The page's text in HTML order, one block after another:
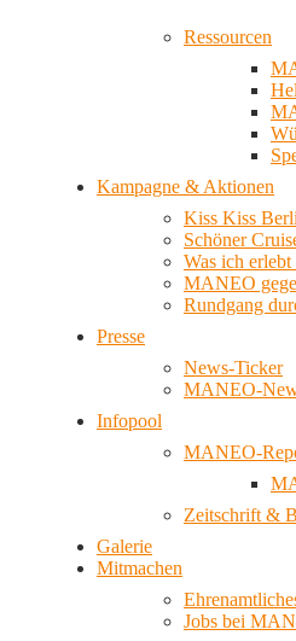
Ressourcen
Kampagne & Aktionen
Kiss Kiss
Schöner
Was ich erlebt
MANEO
Rundgang
Presse
News-Ticker
MANEO-
Infopool
MANEO-
Zeitschrift &
Galerie
Mitmachen
Jobs bei